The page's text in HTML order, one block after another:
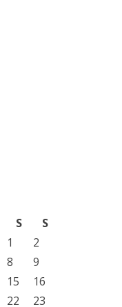
S
S
1
2
8
9
15
16
22
23